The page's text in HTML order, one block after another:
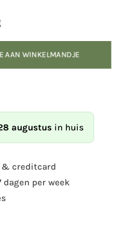
AAN WINKELMANDJE
augustus in huis
& creditcard
per week